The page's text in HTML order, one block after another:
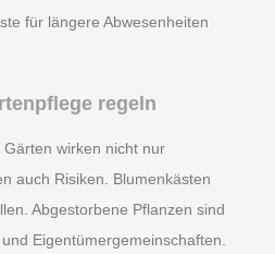
für längere Abwesenheiten
regeln
wirken nicht nur
auch Risiken. Blumenkästen
Abgestorbene Pflanzen sind
Eigentümergemeinschaften.